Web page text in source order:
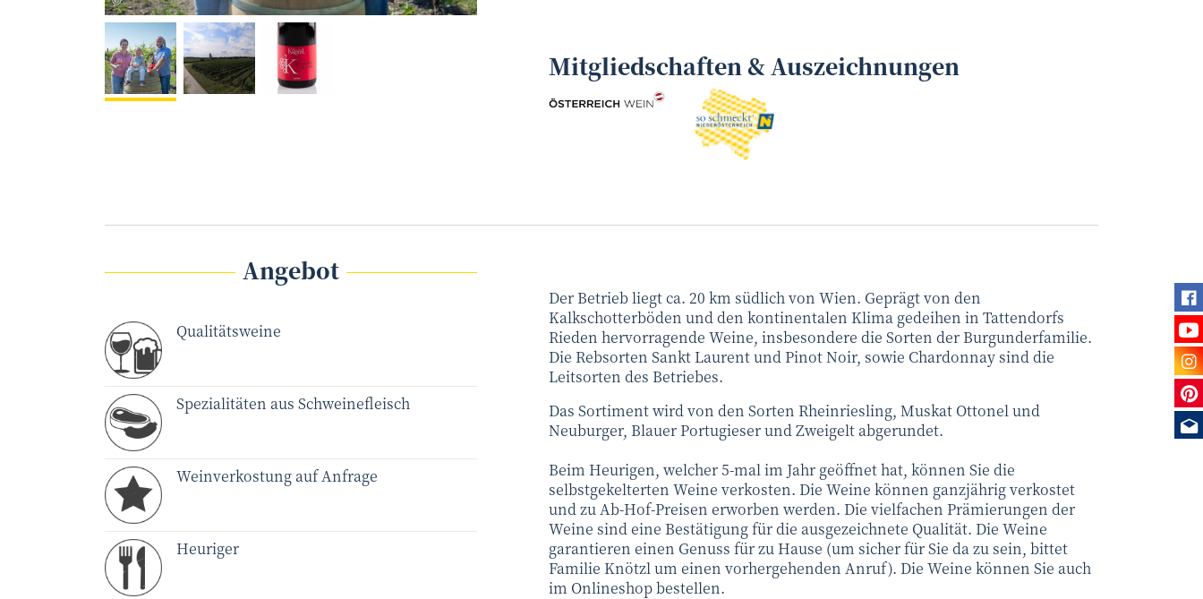
Mitgliedschaften & Auszeichnungen
Angebot
Qualitätsweine
Spezialitäten aus Schweinefleisch
Weinverkostung auf Anfrage
Heuriger
Der Betrieb liegt ca. 20 km südlich von Wien. Geprägt von den
Kalkschotterböden und den kontinentalen Klima gedeihen in Tattendorfs
Rieden hervorragende Weine, insbesondere die Sorten der Burgunderfamilie.
Die Rebsorten Sankt Laurent und Pinot Noir, sowie Chardonnay sind die
Leitsorten des Betriebes.
Das Sortiment wird von den Sorten Rheinriesling, Muskat Ottonel und
Neuburger, Blauer Portugieser und Zweigelt abgerundet.
Beim Heurigen, welcher 5-mal im Jahr geöffnet hat, können Sie die
selbstgekelterten Weine verkosten. Die Weine können ganzjährig verkostet
und zu Ab-Hof-Preisen erworben werden. Die vielfachen Prämierungen der
Weine sind eine Bestätigung für die ausgezeichnete Qualität. Die Weine
garantieren einen Genuss für zu Hause (um sicher für Sie da zu sein, bittet
Familie Knötzl um einen vorhergehenden Anruf). Die Weine können Sie auch
im Onlineshop bestellen.